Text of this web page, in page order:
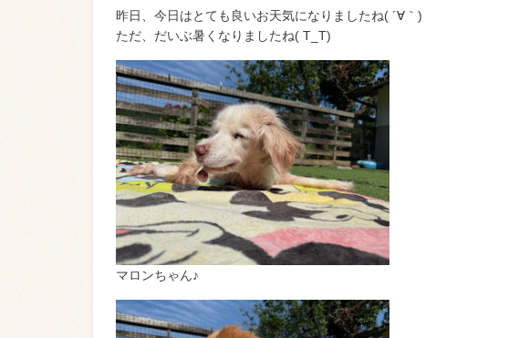
昨日、今日はとても良いお天気になりましたね( ´∀｀)
ただ、だいぶ暑くなりましたね( T_T)
マロンちゃん♪